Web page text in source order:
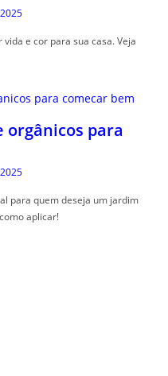
e cor para sua casa. Veja
orgânicos para
para quem deseja um jardim
aplicar!